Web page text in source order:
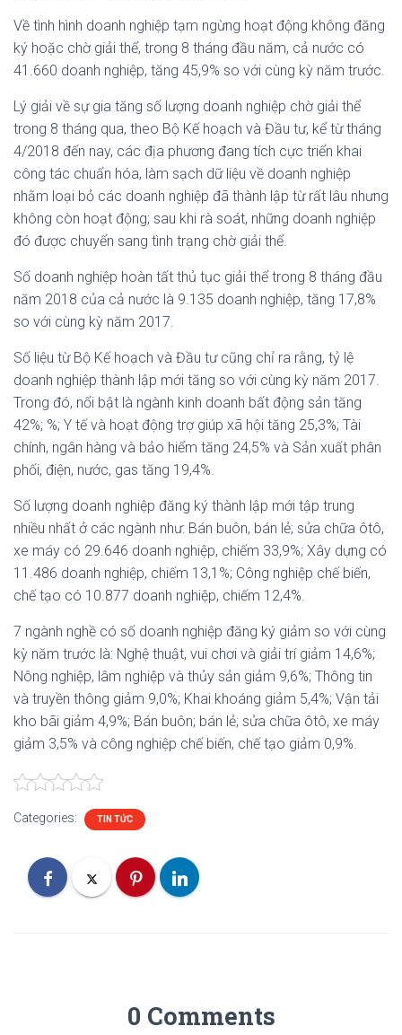
Về tình hình doanh nghiệp tạm ngừng hoạt động không đăng
ký hoặc chờ giải thể, trong 8 tháng đầu năm, cả nước có
41.660 doanh nghiệp, tăng 45,9% so với cùng kỳ năm trước.
Lý giải về sự gia tăng số lượng doanh nghiệp chờ giải thể
trong 8 tháng qua, theo Bộ Kế hoạch và Đầu tư, kể từ tháng
4/2018 đến nay, các địa phương đang tích cực triển khai
công tác chuẩn hóa, làm sạch dữ liệu về doanh nghiệp
nhằm loại bỏ các doanh nghiệp đã thành lập từ rất lâu nhưng
không còn hoạt động; sau khi rà soát, những doanh nghiệp
đó được chuyển sang tình trạng chờ giải thể.
Số doanh nghiệp hoàn tất thủ tục giải thể trong 8 tháng đầu
năm 2018 của cả nước là 9.135 doanh nghiệp, tăng 17,8%
so với cùng kỳ năm 2017.
Số liệu từ Bộ Kế hoạch và Đầu tư cũng chỉ ra rằng, tỷ lệ
doanh nghiệp thành lập mới tăng so với cùng kỳ năm 2017.
Trong đó, nổi bật là ngành kinh doanh bất động sản tăng
42%; %; Y tế và hoạt động trợ giúp xã hội tăng 25,3%; Tài
chính, ngân hàng và bảo hiểm tăng 24,5% và Sản xuất phân
phối, điện, nước, gas tăng 19,4%.
Số lượng doanh nghiệp đăng ký thành lập mới tập trung
nhiều nhất ở các ngành như: Bán buôn, bán lẻ; sửa chữa ôtô,
xe máy có 29.646 doanh nghiệp, chiếm 33,9%; Xây dựng có
11.486 doanh nghiệp, chiếm 13,1%; Công nghiệp chế biến,
chế tạo có 10.877 doanh nghiệp, chiếm 12,4%.
7 ngành nghề có số doanh nghiệp đăng ký giảm so với cùng
kỳ năm trước là: Nghệ thuật, vui chơi và giải trí giảm 14,6%;
Nông nghiệp, lâm nghiệp và thủy sản giảm 9,6%; Thông tin
và truyền thông giảm 9,0%; Khai khoáng giảm 5,4%; Vận tải
kho bãi giảm 4,9%; Bán buôn; bán lẻ; sửa chữa ôtô, xe máy
giảm 3,5% và công nghiệp chế biến, chế tạo giảm 0,9%.
Categories: TIN TỨC
0 Comments